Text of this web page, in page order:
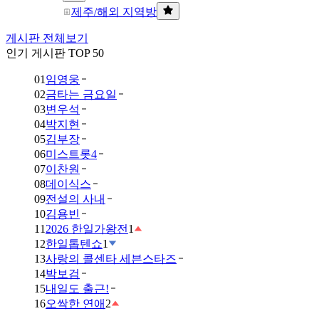
제주/해외 지역방
게시판 전체보기
인기 게시판 TOP 50
01 임영웅
02금타는 금요일
03변우석
04박지현
05김부장
06미스트롯4
07이찬원
08데이식스
09전설의 사내
10김용빈
11 2026 한일가왕전 1
12한일톱텐쇼1
13사랑의 콜센타 세븐스타즈
14박보검
15내일도 출근!
16오싹한 연애 2